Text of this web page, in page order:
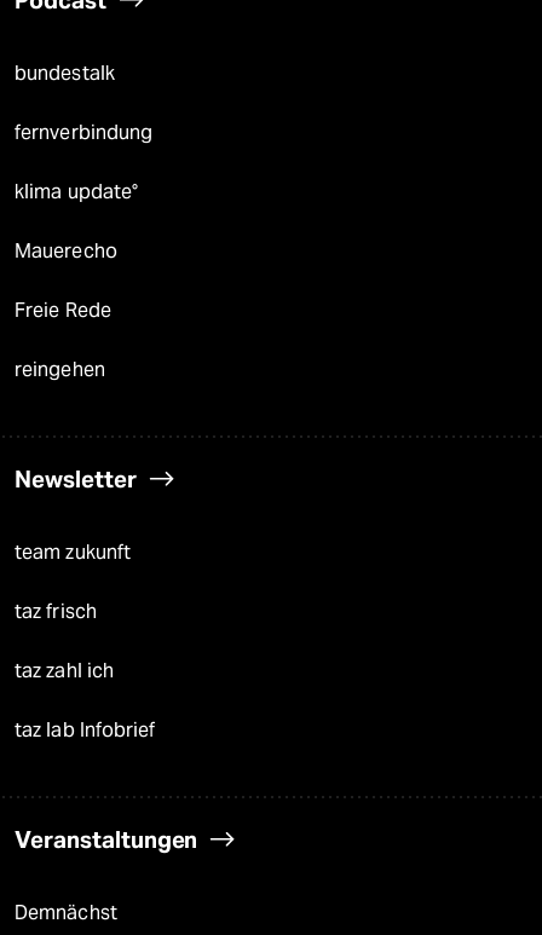
bundestalk
fernverbindung
klima update°
Mauerecho
Freie Rede
reingehen
Newsletter
team zukunft
taz frisch
taz zahl ich
taz lab Infobrief
Veranstaltungen
Demnächst